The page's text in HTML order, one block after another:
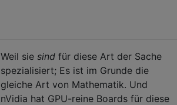
Weil sie sind für diese Art der Sache
spezialisiert; Es ist im Grunde die
gleiche Art von Mathematik. Und
nVidia hat GPU-reine Boards für diese